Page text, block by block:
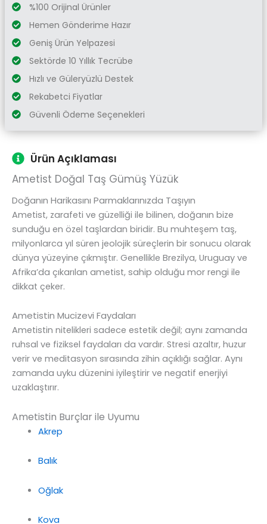
%100 Orijinal Ürünler
Hemen Gönderime Hazır
Geniş Ürün Yelpazesi
Sektörde 10 Yıllık Tecrübe
Hızlı ve Güleryüzlü Destek
Rekabetci Fiyatlar
Güvenli Ödeme Seçenekleri
Ürün Açıklaması
Ametist Doğal Taş Gümüş Yüzük
Doğanın Harikasını Parmaklarınızda Taşıyın
Ametist, zarafeti ve güzelliği ile bilinen, doğanın bize
sunduğu en özel taşlardan biridir. Bu muhteşem taş,
milyonlarca yıl süren jeolojik süreçlerin bir sonucu olarak
dünya yüzeyine çıkmıştır. Genellikle Brezilya, Uruguay ve
Afrika’da çıkarılan ametist, sahip olduğu mor rengi ile
dikkat çeker.
Ametistin Mucizevi Faydaları
Ametistin nitelikleri sadece estetik değil; aynı zamanda
ruhsal ve fiziksel faydaları da vardır. Stresi azaltır, huzur
verir ve meditasyon sırasında zihin açıklığı sağlar. Aynı
zamanda uyku düzenini iyileştirir ve negatif enerjiyi
uzaklaştırır.
Ametistin Burçlar ile Uyumu
Akrep
Balık
Oğlak
Kova